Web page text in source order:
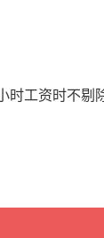
时工资时不剔